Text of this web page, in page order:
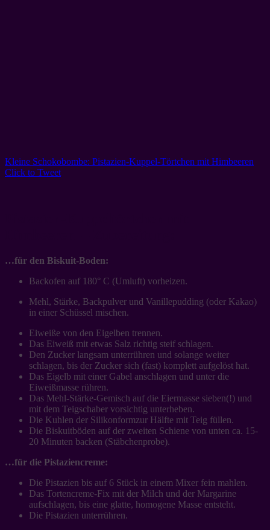
Kleine Schokobombe: Pistazien-Kuppel-Törtchen mit Himbeeren
Click to Tweet
…für den Biskuit-Boden:
Backofen auf 180° C (Umluft) vorheizen.
Mehl, Stärke, Backpulver und Vanillepudding (oder Kakao)
in einer Schüssel mischen.
Eiweiße von den Eigelben trennen.
Das Eiweiß mit etwas Salz richtig steif schlagen.
Den Zucker langsam unterrühren und solange weiter
schlagen, bis der Zucker sich (fast) komplett aufgelöst hat.
Das Eigelb mit einer Gabel anschlagen und unter die
Eiweißmasse rühren.
Das Mehl-Stärke-Gemisch auf die Eiermasse sieben(!) und
mit dem Teigschaber vorsichtig unterheben.
Die Kuhlen der Silikonformzur Hälfte mit Teig füllen.
Die Biskuitböden auf der zweiten Schiene von unten ca. 15-
20 Minuten backen (Stäbchenprobe).
…für die Pistaziencreme:
Die Pistazien bis auf 6 Stück in einem Mixer fein mahlen.
Das Tortencreme-Fix mit der Milch und der Margarine
aufschlagen, bis eine glatte, homogene Masse entsteht.
Die Pistazien unterrühren.